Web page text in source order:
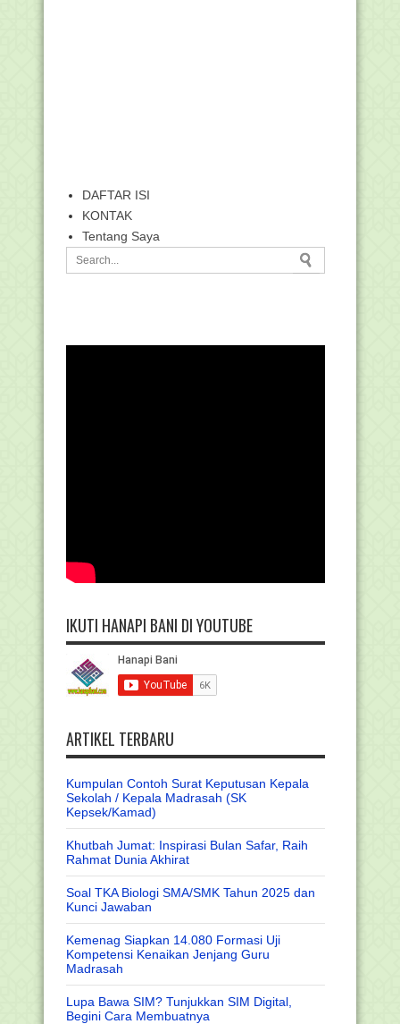
DAFTAR ISI
KONTAK
Tentang Saya
IKUTI HANAPI BANI DI YOUTUBE
ARTIKEL TERBARU
Kumpulan Contoh Surat Keputusan Kepala
Sekolah / Kepala Madrasah (SK
Kepsek/Kamad)
Khutbah Jumat: Inspirasi Bulan Safar, Raih
Rahmat Dunia Akhirat
Soal TKA Biologi SMA/SMK Tahun 2025 dan
Kunci Jawaban
Kemenag Siapkan 14.080 Formasi Uji
Kompetensi Kenaikan Jenjang Guru
Madrasah
Lupa Bawa SIM? Tunjukkan SIM Digital,
Begini Cara Membuatnya